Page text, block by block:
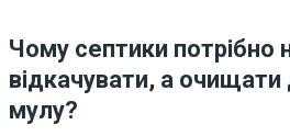
Чому септики потрібно
відкачувати, а очищати
мулу?